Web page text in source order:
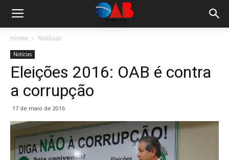
Home Notícias
Notícias
Eleições 2016: OAB é contra
a corrupção
17 de maio de 2016